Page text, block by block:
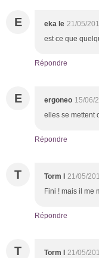
E eka le 21/05/
est ce que
Répondre
E ergoneo 15/06/
elles se mettent
Répondre
T Torm l 21/05/
Fini ! mais il me
Répondre
T Torm l 21/05/